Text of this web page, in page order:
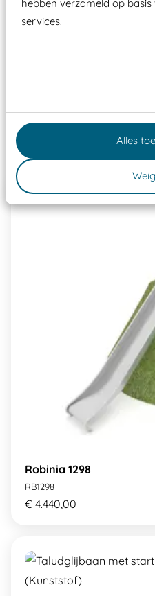
hebben verzameld op
services.
Alles
certificering,
Past er goed
Robinia 1298
RB1298
€ 4.440,00